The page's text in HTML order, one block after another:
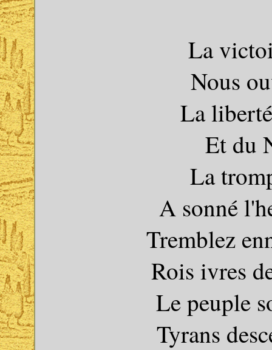
La
Nous
La
Et du
La
A sonné
Tremblez
Rois ivres
Le peuple
Tyrans